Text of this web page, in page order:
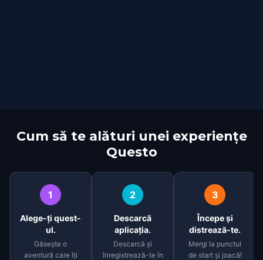
Cum să te alături unei experiențe
Questo
1
Alege-ți quest-
ul.
Găsește o
aventură care îți
2
Descarcă
aplicația.
Descarcă și
înregistrează-te în
3
Începe și
distrează-te.
Mergi la punctul
de start și joacă!